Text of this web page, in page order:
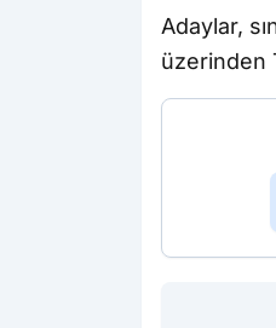
Adaylar,
üzerinden